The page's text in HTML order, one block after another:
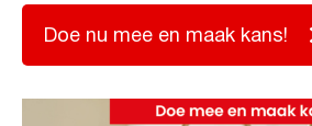
Doe nu mee en maak kans!